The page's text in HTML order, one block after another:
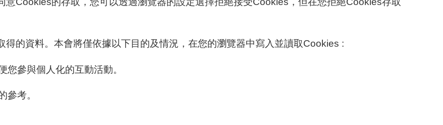
的資料。本會將僅依據以下目的及情況，在您的瀏覽器中寫入並讀取Cookies :
您參與個人化的互動活動。
參考。